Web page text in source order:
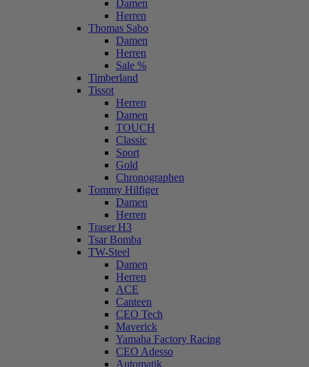
Damen
Herren
Thomas Sabo
Damen
Herren
Sale %
Timberland
Tissot
Herren
Damen
TOUCH
Classic
Sport
Gold
Chronographen
Tommy Hilfiger
Damen
Herren
Traser H3
Tsar Bomba
TW-Steel
Damen
Herren
ACE
Canteen
CEO Tech
Maverick
Yamaha Factory Racing
CEO Adesso
Automatik